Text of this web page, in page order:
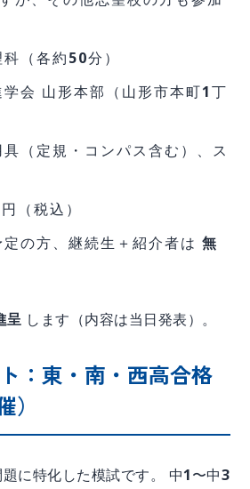
科（各約50分）
学会 山形本部（山形市本町1丁
具（定規・コンパス含む）、ス
（税込）
定の方、継続生＋紹介者は無
呈 します（内容は当日発表）。
：東・南・西高合格
に特化した模試です。 中1〜中3